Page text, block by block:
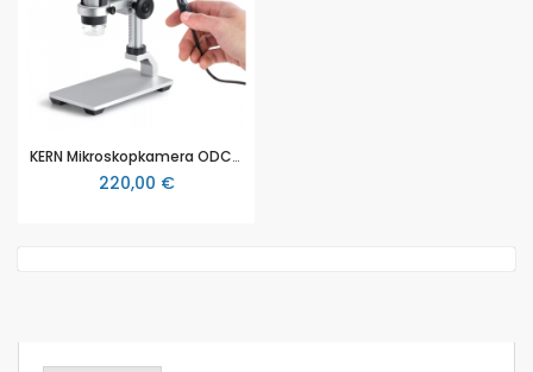
KERN Mikroskopkamera ODC-895, 2 MP, USB 2.0, Sony CMOS 1/2.5" (ODC 895)
220,00 €